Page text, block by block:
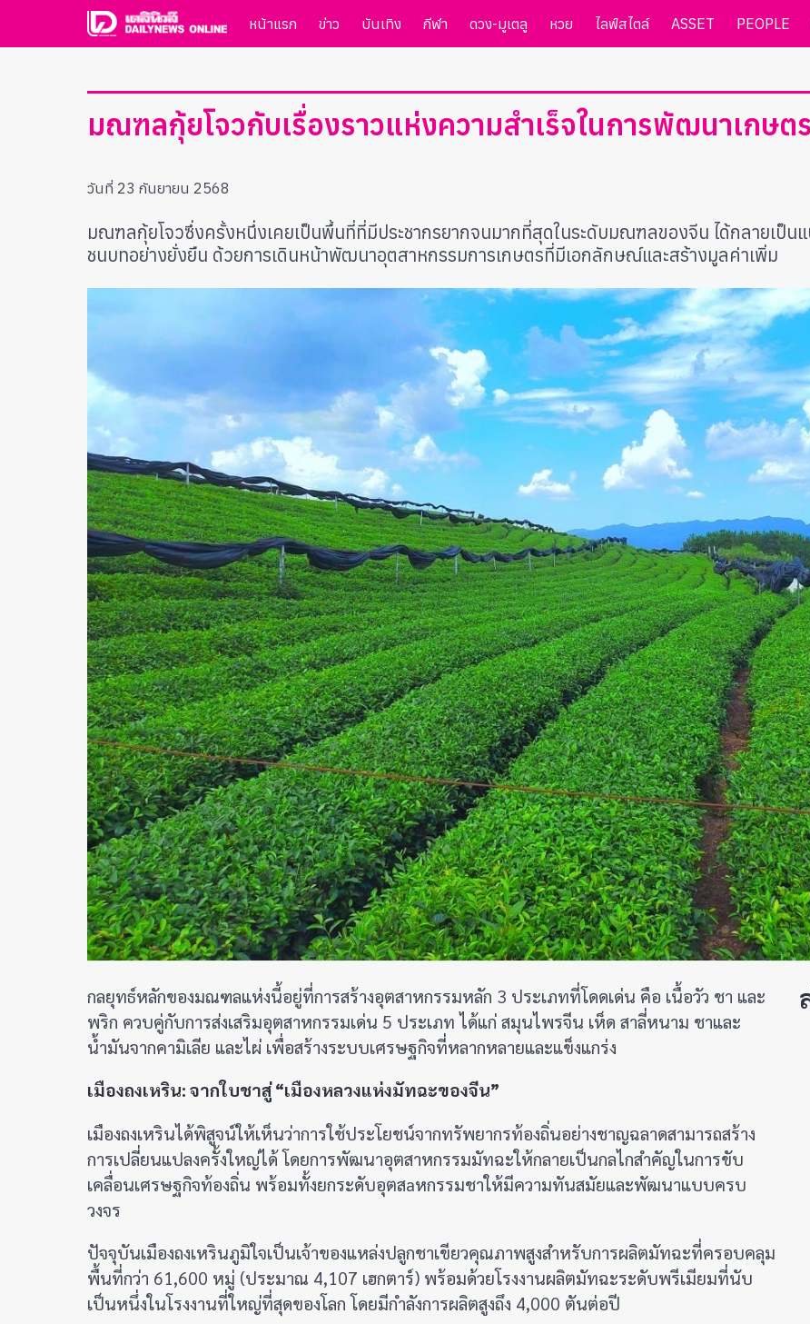
หน้าแรก ข่าว บันเทิง กีฬา ดวง-มูเตลู หวย ไลฟ์สไตล์ ASSET PEOPLE
มณฑลกุ้ยโจวกับเรื่องราวแห่งความสำเร็จในการพัฒนาเกษต
วันที่ 23 กันยายน 2568
มณฑลกุ้ยโจวซึ่งครั้งหนึ่งเคยเป็นพื้นที่ที่มีประชากรยากจนมากที่สุดในระดับมณฑลของจีน ได้กลายเป็น
ชนบทอย่างยั่งยืน ด้วยการเดินหน้าพัฒนาอุตสาหกรรมการเกษตรที่มีเอกลักษณ์และสร้างมูลค่าเพิ่ม
กลยุทธ์หลักของมณฑลแห่งนี้อยู่ที่การสร้างอุตสาหกรรมหลัก 3 ประเภทที่โดดเด่น คือ เนื้อวัว ชา และ
พริก ควบคู่กับการส่งเสริมอุตสาหกรรมเด่น 5 ประเภท ได้แก่ สมุนไพรจีน เห็ด สาลี่หนาม ชาและ
น้ำมันจากคามิเลีย และไผ่ เพื่อสร้างระบบเศรษฐกิจที่หลากหลายและแข็งแกร่ง
เมืองถงเหริน: จากใบชาสู่ “เมืองหลวงแห่งมัทฉะของจีน”
เมืองถงเหรินได้พิสูจน์ให้เห็นว่าการใช้ประโยชน์จากทรัพยากรท้องถิ่นอย่างชาญฉลาดสามารถสร้าง
การเปลี่ยนแปลงครั้งใหญ่ได้ โดยการพัฒนาอุตสาหกรรมมัทฉะให้กลายเป็นกลไกสำคัญในการขับ
เคลื่อนเศรษฐกิจท้องถิ่น พร้อมทั้งยกระดับอุตสaหกรรมชาให้มีความทันสมัยและพัฒนาแบบครบ
วงจร
ปัจจุบันเมืองถงเหรินภูมิใจเป็นเจ้าของแหล่งปลูกชาเขียวคุณภาพสูงสำหรับการผลิตมัทฉะที่ครอบคลุม
พื้นที่กว่า 61,600 หมู่ (ประมาณ 4,107 เฮกตาร์) พร้อมด้วยโรงงานผลิตมัทฉะระดับพรีเมียมที่นับ
เป็นหนึ่งในโรงงานที่ใหญ่ที่สุดของโลก โดยมีกำลังการผลิตสูงถึง 4,000 ตันต่อปี